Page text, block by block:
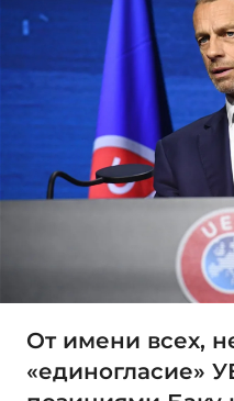
От имени всех,
«единогласие»